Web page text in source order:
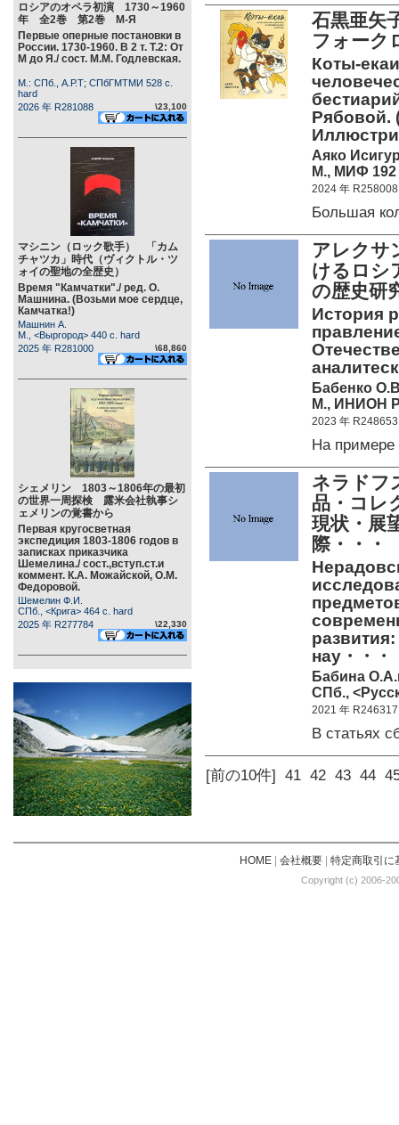
ロシアのオペラ初演 1730～1960
年 全2巻 第2巻 М-Я
Первые оперные постановки в
России. 1730-1960. В 2 т. Т.2: От
М до Я./ сост. М.М. Годлевская.
М.: СПб., А.Р.Т; СПбГМТМИ 528 c.
hard
2026 年 R281088
\23,100
マシニン（ロック歌手） 「カム
チャツカ」時代（ヴィクトル・ツ
ォイの聖地の全歴史）
Время "Камчатки"./ ред. О.
Машнина. (Возьми мое сердце,
Камчатка!)
Машнин А.
М., <Выргород> 440 c. hard
2025 年 R281000
\68,860
シェメリン 1803～1806年の最初
の世界一周探検 露米会社執事シ
ェメリンの覚書から
Первая кругосветная
экспедиция 1803-1806 годов в
записках приказчика
Шемелина./ сост.,вступ.ст.и
коммент. К.А. Можайской, О.М.
Федоровой.
Шемелин Ф.И.
СПб., <Крига> 464 c. hard
2025 年 R277784
\22,330
石黒亜矢
フォーク
Коты-
Рябовой.
Аяко
М., МИФ 192
2024 年 R258008
Большая
アレクサ
けるロシ
の歴史研
История
Бабенко
М., ИНИОН
2023 年 R248653
На примере
ネラドフ
品・コレ
現状・展
際・・・
нау・・・
Бабина
СПб.,
2021 年 R246317
В статьях
[前の10件] 41 42 43 44
HOME| 会社概要| 特定商取引に
Copyright (c) 2006-